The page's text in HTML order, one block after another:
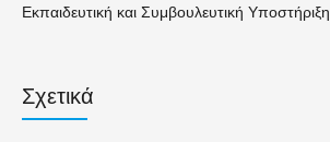
Εκπαιδευτική και Συμβουλευτική Υποστήριξη
Σχετικά